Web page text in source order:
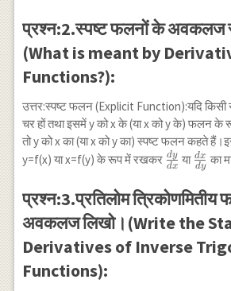
प्रश्न:2.स्पष्ट फलनों के अवकलज से
(What is meant by
Functions?):
उत्तर:स्पष्ट फलन (Explicit Function):यदि किसी
चर हों तथा इसमें y को x के (या x को y के) फलन के
तो y को x का (या x को y का) स्पष्ट फलन कहते
y=f(x) या x=f(y) के रूप में रखकर \frac{dy}
dx
dy या
{dy}
dy
dx का
प्रश्न:3.प्रतिलोम
अवकलज लिखो।(Write the
Derivatives of Inverse
Functions):